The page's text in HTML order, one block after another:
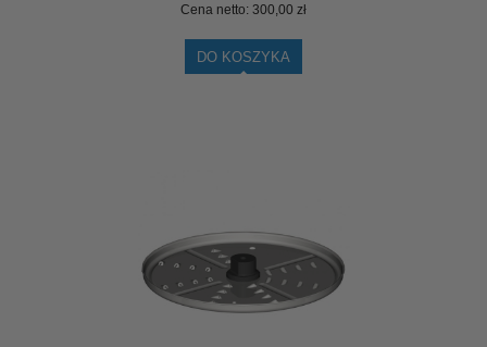
Cena netto: 300,00 zł
DO KOSZYKA